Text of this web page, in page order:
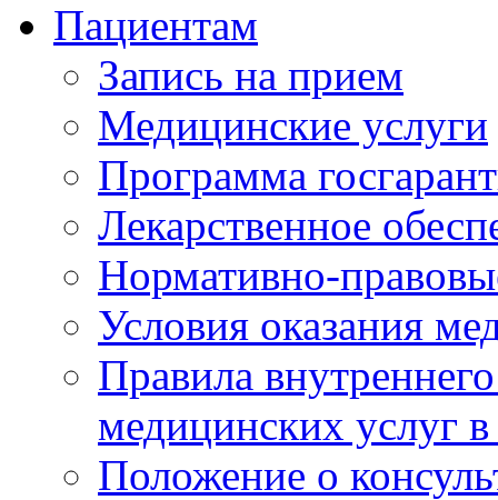
Пациентам
Запись на прием
Медицинские услуги
Программа
Лекарственное
Нормативно-
Условия оказания
Правила
медицинских
Положение о